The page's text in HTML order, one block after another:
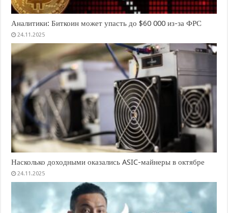
Аналитики: Биткоин может упасть до $60 000 из-за ФРС
24.11.2025
Насколько доходными оказались ASIC-майнеры в октябре
24.11.2025